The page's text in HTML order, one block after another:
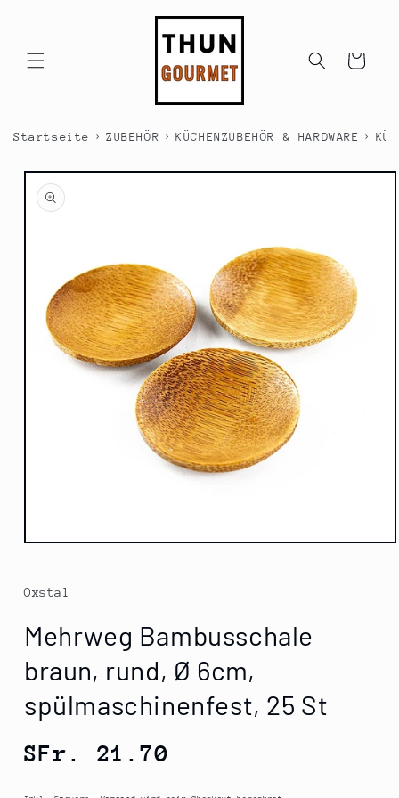
Warenkorb
Startseite › ZUBEHÖR › KÜCHENZUBEHÖR & HARDWARE ›
Medien
Modal
öffnen
Oxstal
Mehrweg Bambusschale
braun, rund, Ø 6cm,
spülmaschinenfest, 25 St
Normaler
SFr. 21.70